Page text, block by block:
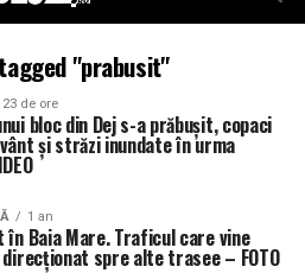
"prabusit"
23 de ore
bloc din Dej s-a prăbușit, copaci
și străzi inundate în urma
1 an
în Baia Mare. Traficul care vine
direcționat spre alte trasee – FOTO